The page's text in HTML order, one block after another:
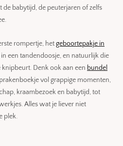
babytijd, de peuterjaren of zelfs
rompertje, hetgeboortepakje in
een tandendoosje, en natuurlijk die
Denk ook aan een bundel
vol grappige momenten,
kraambezoek en babytijd, tot
Alles wat je liever niet
plek.